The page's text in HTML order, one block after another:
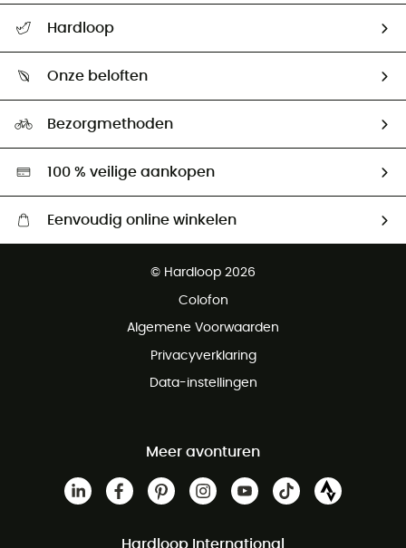
Retourzendingen & Terugbetalingen
Hardloop
Ambassadeurs
Onze beloften
Hardgreen
Bezorgmethoden
100 % veilige aankopen
Eenvoudig online winkelen
Gratis retourneren binnen 100 dagen
© Hardloop 2026
Colofon
Algemene Voorwaarden
Privacyverklaring
Data-instellingen
Meer avonturen
Hardloop International